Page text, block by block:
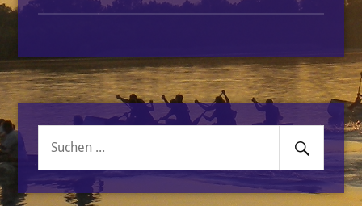
Suche
Senden